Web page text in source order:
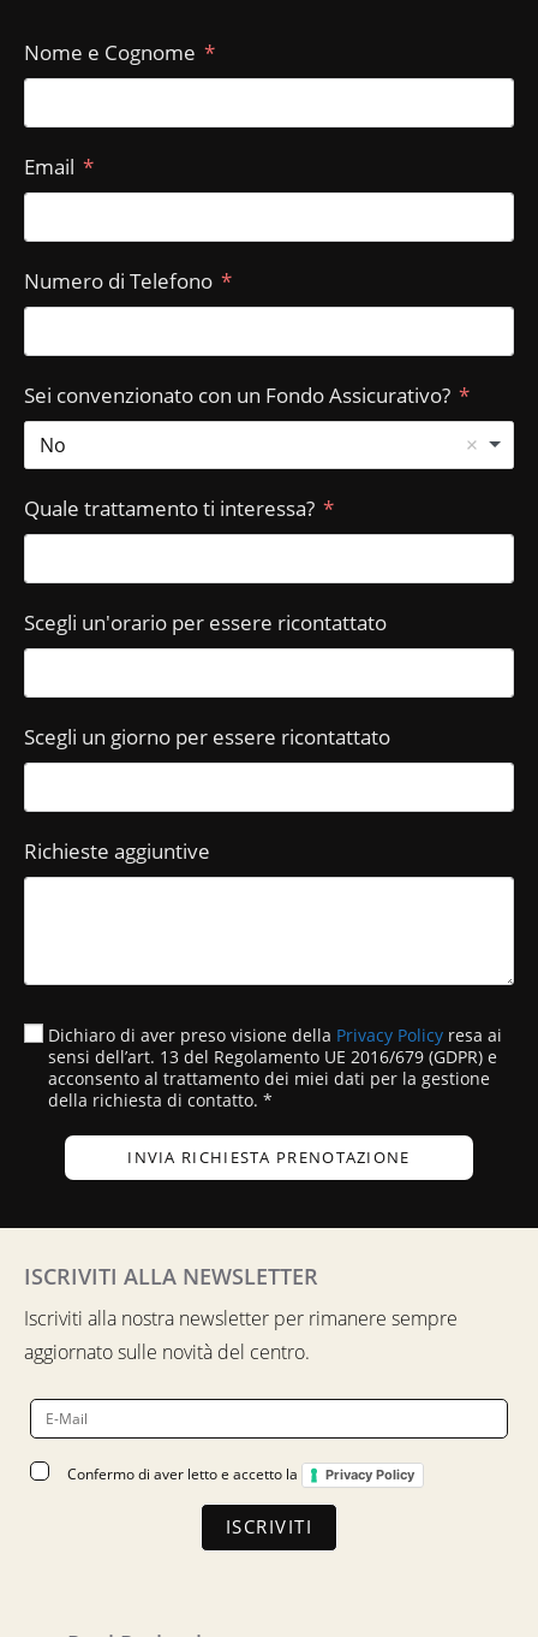
Nome e Cognome
Email
Numero di Telefono
Sei convenzionato con un Fondo Assicurativo?
No
Quale trattamento ti interessa?
Scegli un'orario per essere ricontattato
Scegli un giorno per essere ricontattato
Richieste aggiuntive
Dichiaro di aver preso visione della Privacy Policy resa ai
sensi dell’art. 13 del Regolamento UE 2016/679 (GDPR) e
acconsento al trattamento dei miei dati per la gestione
della richiesta di contatto. *
INVIA RICHIESTA PRENOTAZIONE
ISCRIVITI ALLA NEWSLETTER
Iscriviti alla nostra newsletter per rimanere sempre
aggiornato sulle novità del centro.
Confermo di aver letto e accetto la Privacy Policy
ISCRIVITI